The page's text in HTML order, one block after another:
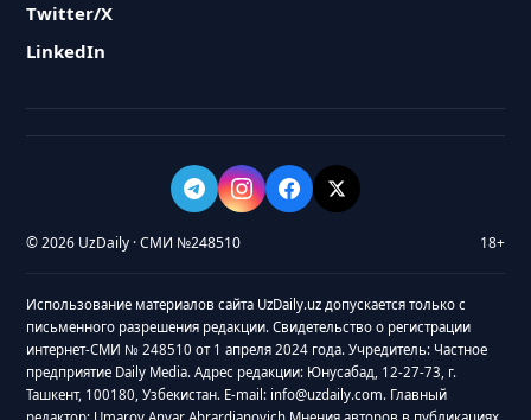
Twitter/X
LinkedIn
© 2026 UzDaily · СМИ №248510 18+
Использование материалов сайта UzDaily.uz допускается только с
письменного разрешения редакции. Свидетельство о регистрации
интернет-СМИ № 248510 от 1 апреля 2024 года. Учредитель: Частное
предприятие Daily Media. Адрес редакции: Юнусабад, 12-27-73, г.
Ташкент, 100180, Узбекистан. E-mail: info@uzdaily.com. Главный